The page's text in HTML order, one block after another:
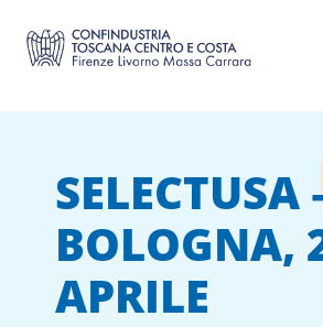
SELECTUSA
BOLOGNA,
APRILE